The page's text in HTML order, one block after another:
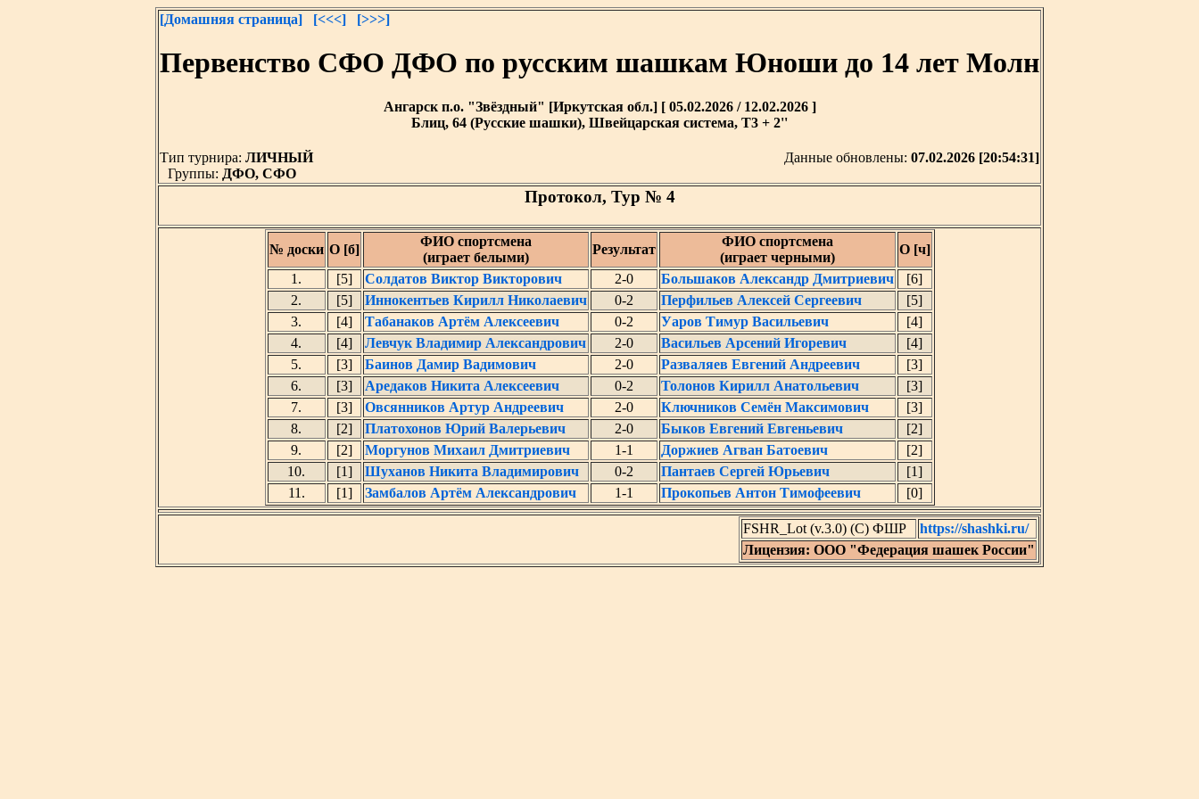
[Домашняя страница] [<<<] [>>>]
Первенство СФО ДФО по русским шашкам Юноши до 14 лет Молн
Ангарск п.о. "Звёздный" [Иркутская обл.] [ 05.02.2026 / 12.02.2026 ]
Блиц, 64 (Русские шашки), Швейцарская система, T3 + 2''
Тип турнира: ЛИЧНЫЙ Данные обновлены: 07.02.2026 [20:54:31]
Группы: ДФО, СФО
Протокол, Тур № 4
№ доски О [б]
ФИО спортсмена
(играет белыми)
Результат
ФИО спортсмена
(играет черными)
О [ч]
1.
[5] Солдатов Виктор Викторович 2-0 Большаков Александр Дмитриевич
[6]
2.
[5] Иннокентьев Кирилл Николаевич 0-2 Перфильев Алексей Сергеевич
[5]
3.
[4] Табанаков Артём Алексеевич 0-2 Уаров Тимур Васильевич
[4]
4.
[4] Левчук Владимир Александрович 2-0 Васильев Арсений Игоревич
[4]
5.
[3] Баинов Дамир Вадимович 2-0 Разваляев Евгений Андреевич
[3]
6.
[3] Аредаков Никита Алексеевич 0-2 Толонов Кирилл Анатольевич
[3]
7.
[3] Овсянников Артур Андреевич 2-0 Ключников Семён Максимович
[3]
8.
[2] Платохонов Юрий Валерьевич 2-0 Быков Евгений Евгеньевич
[2]
9.
[2] Моргунов Михаил Дмитриевич 1-1 Доржиев Агван Батоевич
[2]
10.
[1] Шуханов Никита Владимирович 0-2 Пантаев Сергей Юрьевич
[1]
11.
[1] Замбалов Артём Александрович 1-1 Прокопьев Антон Тимофеевич [0]
FSHR_Lot (v.3.0) (C) ФШР
https://shashki.ru/
Лицензия: ООО "Федерация шашек России"